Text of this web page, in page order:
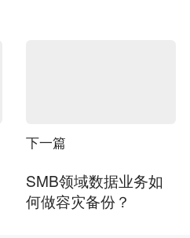
下一篇
SMB领域数据业务如
何做容灾备份？